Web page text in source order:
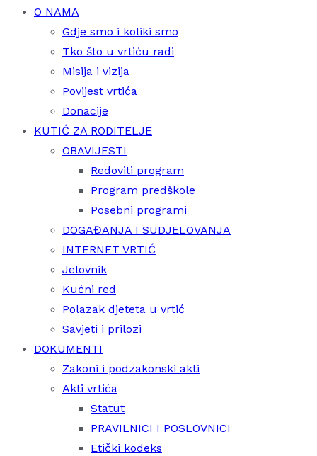
O NAMA
Gdje smo i koliki smo
Tko što u vrtiću radi
Misija i vizija
Povijest vrtića
Donacije
KUTIĆ ZA RODITELJE
OBAVIJESTI
Redoviti program
Program predškole
Posebni programi
DOGAĐANJA I SUDJELOVANJA
INTERNET VRTIĆ
Jelovnik
Kućni red
Polazak djeteta u vrtić
Savjeti i prilozi
DOKUMENTI
Zakoni i podzakonski akti
Akti vrtića
Statut
PRAVILNICI I POSLOVNICI
Etički kodeks